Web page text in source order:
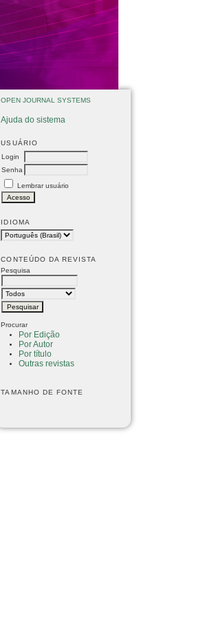
OPEN JOURNAL SYSTEMS
Ajuda do sistema
USUÁRIO
Login
Senha
Lembrar usuário
IDIOMA
CONTEÚDO DA REVISTA
Pesquisa
Procurar
Por Edição
Por Autor
Por título
Outras revistas
TAMANHO DE FONTE